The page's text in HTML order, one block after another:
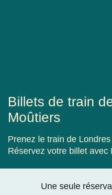
Billets de train
Moûtiers
Prenez le train de
Réservez votre billet
Une seule